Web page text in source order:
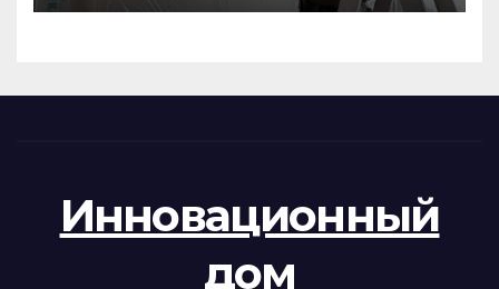
Инновационный
дом